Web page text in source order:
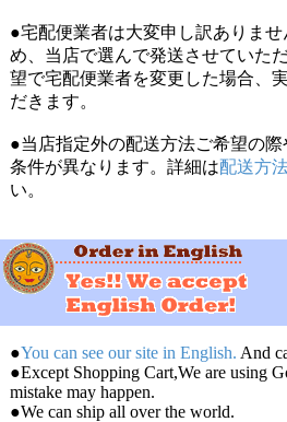
●宅配便業者は大変申し訳ありま
め、当店で選んで発送させていた
望で宅配便業者を変更した場合、
だきます。
●当店指定外の配送方法ご希望の
条件が異なります。詳細は配送方
い。
●You can see our site in English. And
●Except Shopping Cart,We are using
mistake may happen.
●We can ship all over the world.